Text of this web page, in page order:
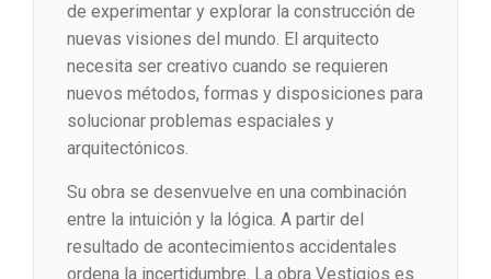
de experimentar y explorar la construcción de
nuevas visiones del mundo. El arquitecto
necesita ser creativo cuando se requieren
nuevos métodos, formas y disposiciones para
solucionar problemas espaciales y
arquitectónicos.
Su obra se desenvuelve en una combinación
entre la intuición y la lógica. A partir del
resultado de acontecimientos accidentales
ordena la incertidumbre. La obra Vestigios es